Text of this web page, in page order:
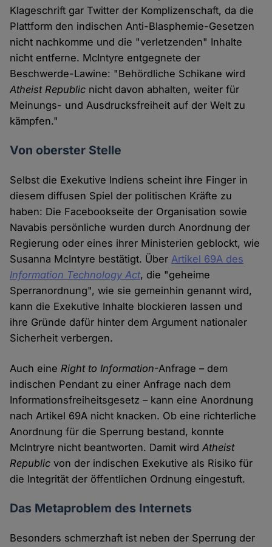
Klageschrift gar Twitter der Komplizenschaft, da die
Plattform den indischen Anti-Blasphemie-Gesetzen
nicht nachkomme und die "verletzenden" Inhalte
nicht entferne. McIntyre entgegnete der
Beschwerde-Lawine: "Behördliche Schikane wird
Atheist Republic nicht davon abhalten, weiter für
Meinungs- und Ausdrucksfreiheit auf der Welt zu
kämpfen."
Von oberster Stelle
Selbst die Exekutive Indiens scheint ihre Finger in
diesem diffusen Spiel der politischen Kräfte zu
haben: Die Facebookseite der Organisation sowie
Navabis persönliche wurden durch Anordnung der
Regierung oder eines ihrer Ministerien geblockt, wie
Susanna McIntyre bestätigt. ÜberArtikel 69A des
Information Technology Act, die "geheime
Sperranordnung", wie sie gemeinhin genannt wird,
kann die Exekutive Inhalte blockieren lassen und
ihre Gründe dafür hinter dem Argument nationaler
Sicherheit verbergen.
Auch eineRight to Information-Anfrage – dem
indischen Pendant zu einer Anfrage nach dem
Informationsfreiheitsgesetz – kann eine Anordnung
nach Artikel 69A nicht knacken. Ob eine richterliche
Anordnung für die Sperrung bestand, konnte
McIntryre nicht beantworten. Damit wirdAtheist
Republic von der indischen Exekutive als Risiko für
die Integrität der öffentlichen Ordnung eingestuft.
Das Metaproblem des Internets
Besonders schmerzhaft ist neben der Sperrung der